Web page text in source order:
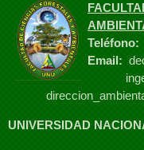
Teléfono:
Email:
UNIVERSIDAD